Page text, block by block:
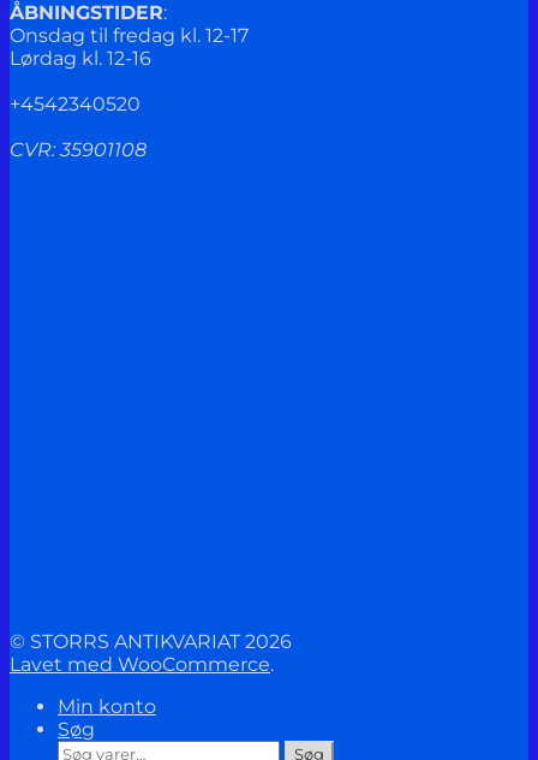
ÅBNINGSTIDER:
Onsdag til fredag kl. 12-17
Lørdag kl. 12-16
+4542340520
CVR: 35901108
© STORRS ANTIKVARIAT 2026
Lavet med WooCommerce.
Min konto
Søg
Søg
Søg